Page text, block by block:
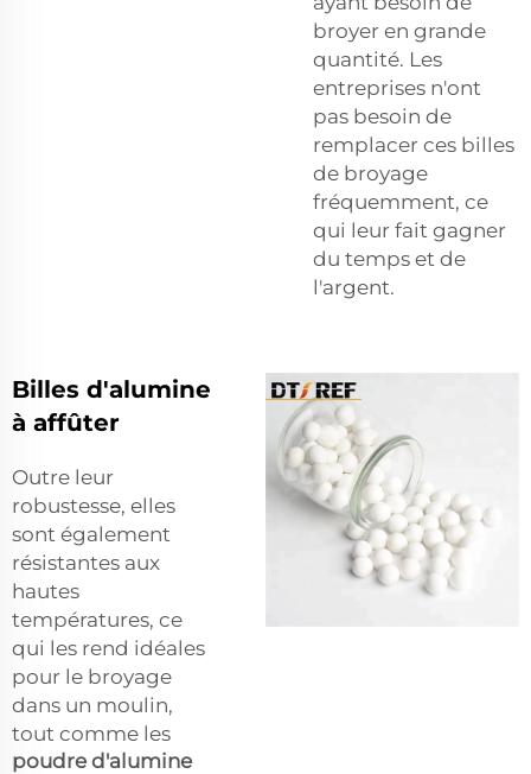
broyer en grande
quantité. Les
entreprises n'ont
pas besoin de
remplacer ces billes
de broyage
fréquemment, ce
qui leur fait gagner
du temps et de
l'argent.
Billes d'alumine
à affûter
Outre leur
robustesse, elles
sont également
résistantes aux
hautes
températures, ce
qui les rend idéales
pour le broyage
dans un moulin,
tout comme les
poudre d'alumine